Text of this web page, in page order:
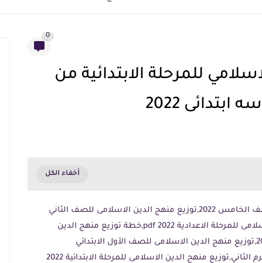
0
للمرحلة الابتدائية من
2022
توزيع منهج الدين الاسلامى للصف الخامس 2022,توزيع منهج الدين الاسلامى للصف الثاني
الابتدائي 2022,توزيع منهج الدين الاسلامى للمرحلة الاعدادية 2022 pdf,خطة توزيع منهج الدين
الاسلامى للصف الثالث الابتدائى 2022,توزيع منهج الدين الاسلامى للصف الأول الابتدائي
2022,توزيع منهج الدين الاسلامى الترم الثاني,توزيع منهج الدين الاسلامى للمرحلة الابتدائية 2022